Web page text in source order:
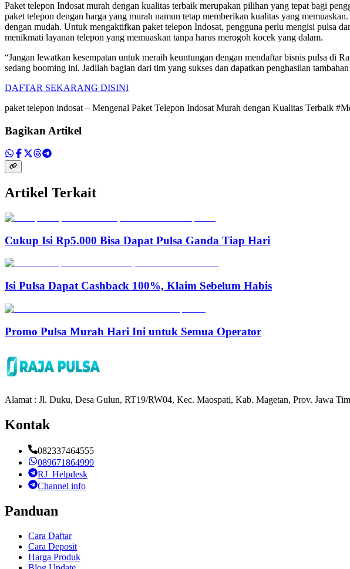
Paket telepon Indosat murah dengan kualitas terbaik merupakan pilihan yang tepat bagi
paket telepon dengan harga yang murah namun tetap memberikan kualitas yang
dengan mudah. Untuk mengaktifkan paket telepon Indosat, pengguna perlu mengisi pulsa
menikmati layanan telepon yang memuaskan tanpa harus merogoh kocek yang dalam.
“Jangan lewatkan kesempatan untuk meraih keuntungan dengan mendaftar bisnis pulsa di
sedang booming ini. Jadilah bagian dari tim yang sukses dan dapatkan penghasilan
DAFTAR SEKARANG DISINI
paket telepon indosat – Mengenal Paket Telepon Indosat Murah dengan Kualitas Terbaik
Bagikan Artikel
Artikel Terkait
Cukup Isi Rp5.000 Bisa Dapat Pulsa Ganda Tiap Hari
Isi Pulsa Dapat Cashback 100%, Klaim Sebelum Habis
Promo Pulsa Murah Hari Ini untuk Semua Operator
Alamat : Jl. Duku, Desa Gulun, RT19/RW04, Kec. Maospati, Kab. Magetan, Prov. Jawa
Kontak
082337464555
089671864999
RJ_Helpdesk
Channel info
Panduan
Cara Daftar
Cara Deposit
Harga Produk